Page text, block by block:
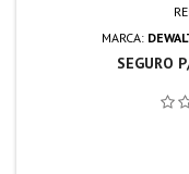
MARCA:
SEGURO